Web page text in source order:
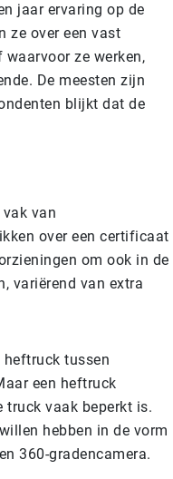
jaar ervaring op de
ze over een vast
ze werken,
De meesten zijn
blijkt dat de
van
over een certificaat
om ook in de
variërend van extra
tussen
een heftruck
vaak beperkt is.
hebben in de vorm
360-gradencamera.